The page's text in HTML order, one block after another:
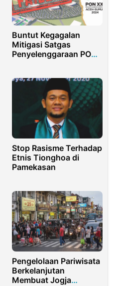
Buntut Kegagalan
Mitigasi Satgas
Penyelenggaraan PON
Stop Rasisme Terhadap
Etnis Tionghoa di
Pamekasan
Pengelolaan Pariwisata
Berkelanjutan
Membuat Jogja